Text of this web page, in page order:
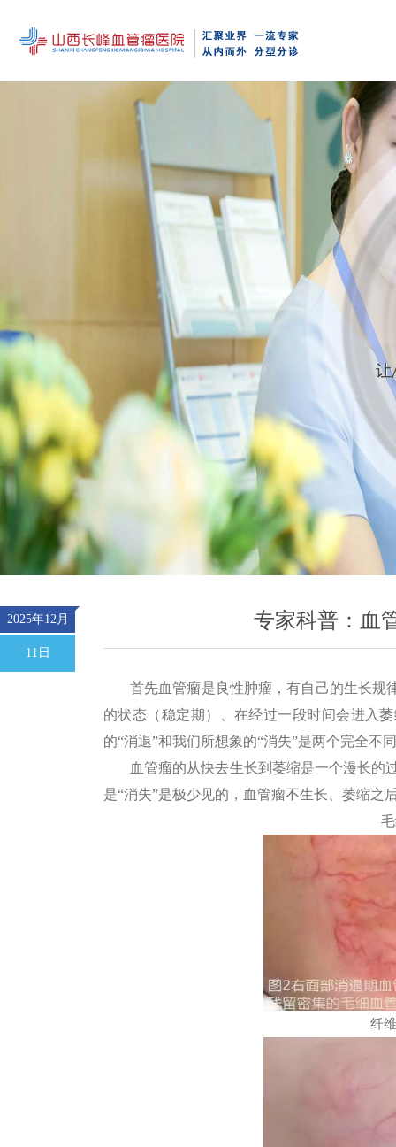
2025年12月
11日
专家科普：血
首先血管瘤是良性肿瘤，有自己的生长规
的状态（稳定期）、在经过一段时间会进入
的“消退”和我们所想象的“消失”是两个完全不
血管瘤的从快去生长到萎缩是一个漫长的
是“消失”是极少见的，血管瘤不生长、萎缩之
纤